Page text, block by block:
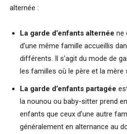
alternée :
La garde d’enfants alternée ne
d’une même famille accueillis
différents. Il s’agit du mode de
les familles où le père et la mère
La garde d’enfants partagée
la nounou ou baby-sitter prend
enfants que ceux d’une autre
généralement en alternance au